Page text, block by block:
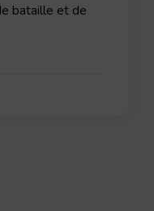
bataille et de